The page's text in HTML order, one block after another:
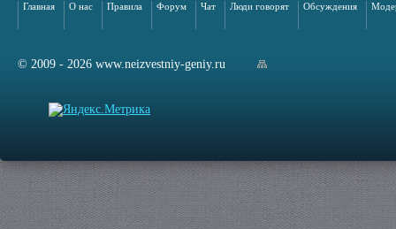
Главная О нас Правила Форум Чат Люди говорят Обсуждения
© 2009 - 2026 www.neizvestniy-geniy.ru
сайта